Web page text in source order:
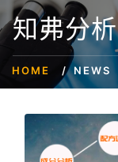
知弗分析
HOME NEWS